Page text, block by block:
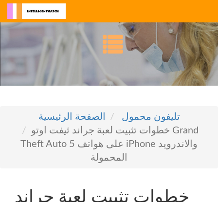
الصفحة الرئيسية
تليفون محمول
خطوات تثبيت لعبة جراند ثيفت اوتو Grand
Theft Auto 5 على هواتف iPhone والاندرويد
المحمولة
خطوات تثبيت لعبة جراند